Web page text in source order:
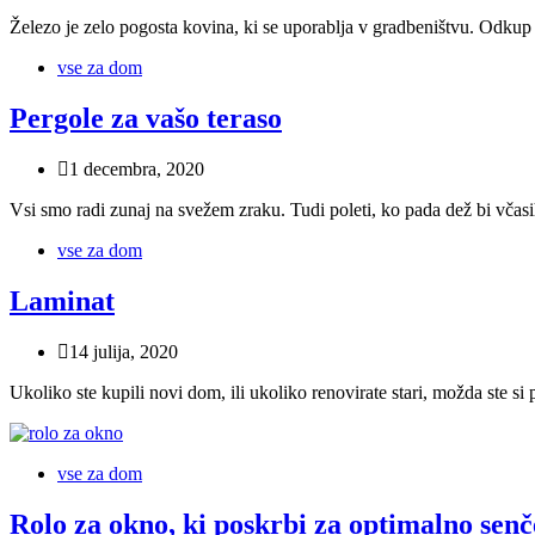
Železo je zelo pogosta kovina, ki se uporablja v gradbeništvu.
vse za dom
Pergole za vašo teraso
1 decembra, 2020
Vsi smo radi zunaj na svežem zraku. Tudi poleti, ko pada dež bi
vse za dom
Laminat
14 julija, 2020
Ukoliko ste kupili novi dom, ili ukoliko renovirate stari, možda ste
vse za dom
Rolo za okno, ki poskrbi za optimalno